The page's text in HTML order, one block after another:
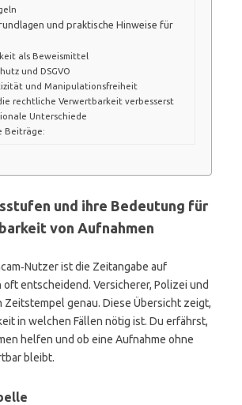
und praktische Hinweise für
als Beweismittel
und DSGVO
und Manipulationsfreiheit
rechtliche Verwertbarkeit verbesserst
Unterschiede
Beiträge:
und ihre Bedeutung für
von Aufnahmen
ist die Zeitangabe auf
oft entscheidend. Versicherer, Polizei und
Zeitstempel genau. Diese Übersicht zeigt,
in welchen Fällen nötig ist. Du erfährst,
helfen und ob eine Aufnahme ohne
bleibt.